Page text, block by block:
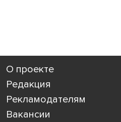
О проекте
Редакция
Рекламодателям
Вакансии